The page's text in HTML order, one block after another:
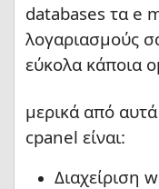
databases τα e
λογαριασμούς
εύκολα κάποια
μερικά από
cpanel είναι:
Διαχείριση